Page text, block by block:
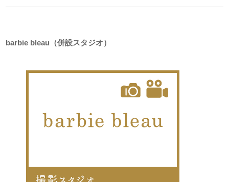
barbie bleau（併設スタジオ）